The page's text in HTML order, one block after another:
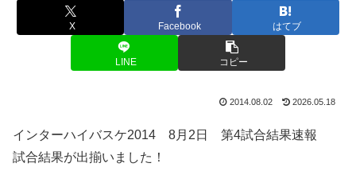
X Facebook はてブ
LINE コピー
2014.08.02 2026.05.18
インターハイバスケ2014 8月2日 第4試合結果速報
試合結果が出揃いました！